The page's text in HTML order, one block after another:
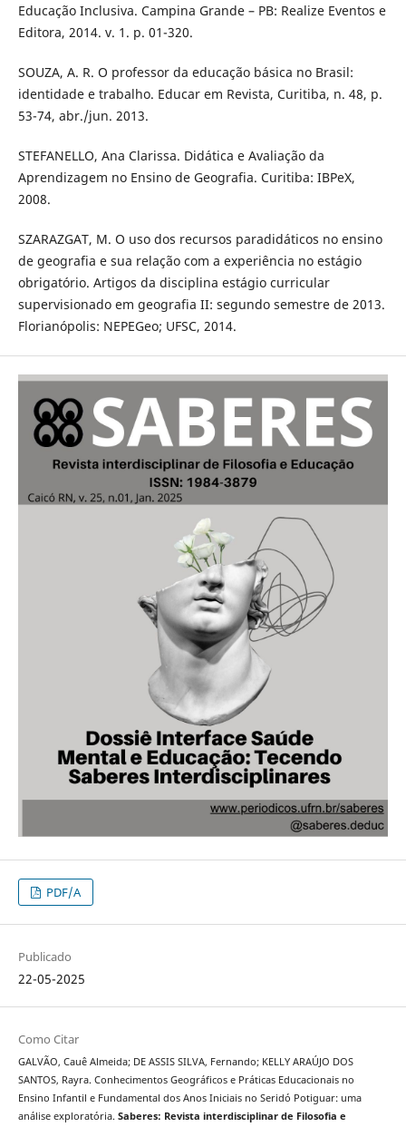
Educação Inclusiva. Campina Grande – PB: Realize Eventos e
Editora, 2014. v. 1. p. 01-320.
SOUZA, A. R. O professor da educação básica no Brasil:
identidade e trabalho. Educar em Revista, Curitiba, n. 48, p.
53-74, abr./jun. 2013.
STEFANELLO, Ana Clarissa. Didática e Avaliação da
Aprendizagem no Ensino de Geografia. Curitiba: IBPeX,
2008.
SZARAZGAT, M. O uso dos recursos paradidáticos no ensino
de geografia e sua relação com a experiência no estágio
obrigatório. Artigos da disciplina estágio curricular
supervisionado em geografia II: segundo semestre de 2013.
Florianópolis: NEPEGeo; UFSC, 2014.
PDF/A
Publicado
22-05-2025
Como Citar
GALVÃO, Cauê Almeida; DE ASSIS SILVA, Fernando; KELLY ARAÚJO DOS
SANTOS, Rayra. Conhecimentos Geográficos e Práticas Educacionais no
Ensino Infantil e Fundamental dos Anos Iniciais no Seridó Potiguar: uma
análise exploratória. Saberes: Revista interdisciplinar de Filosofia e